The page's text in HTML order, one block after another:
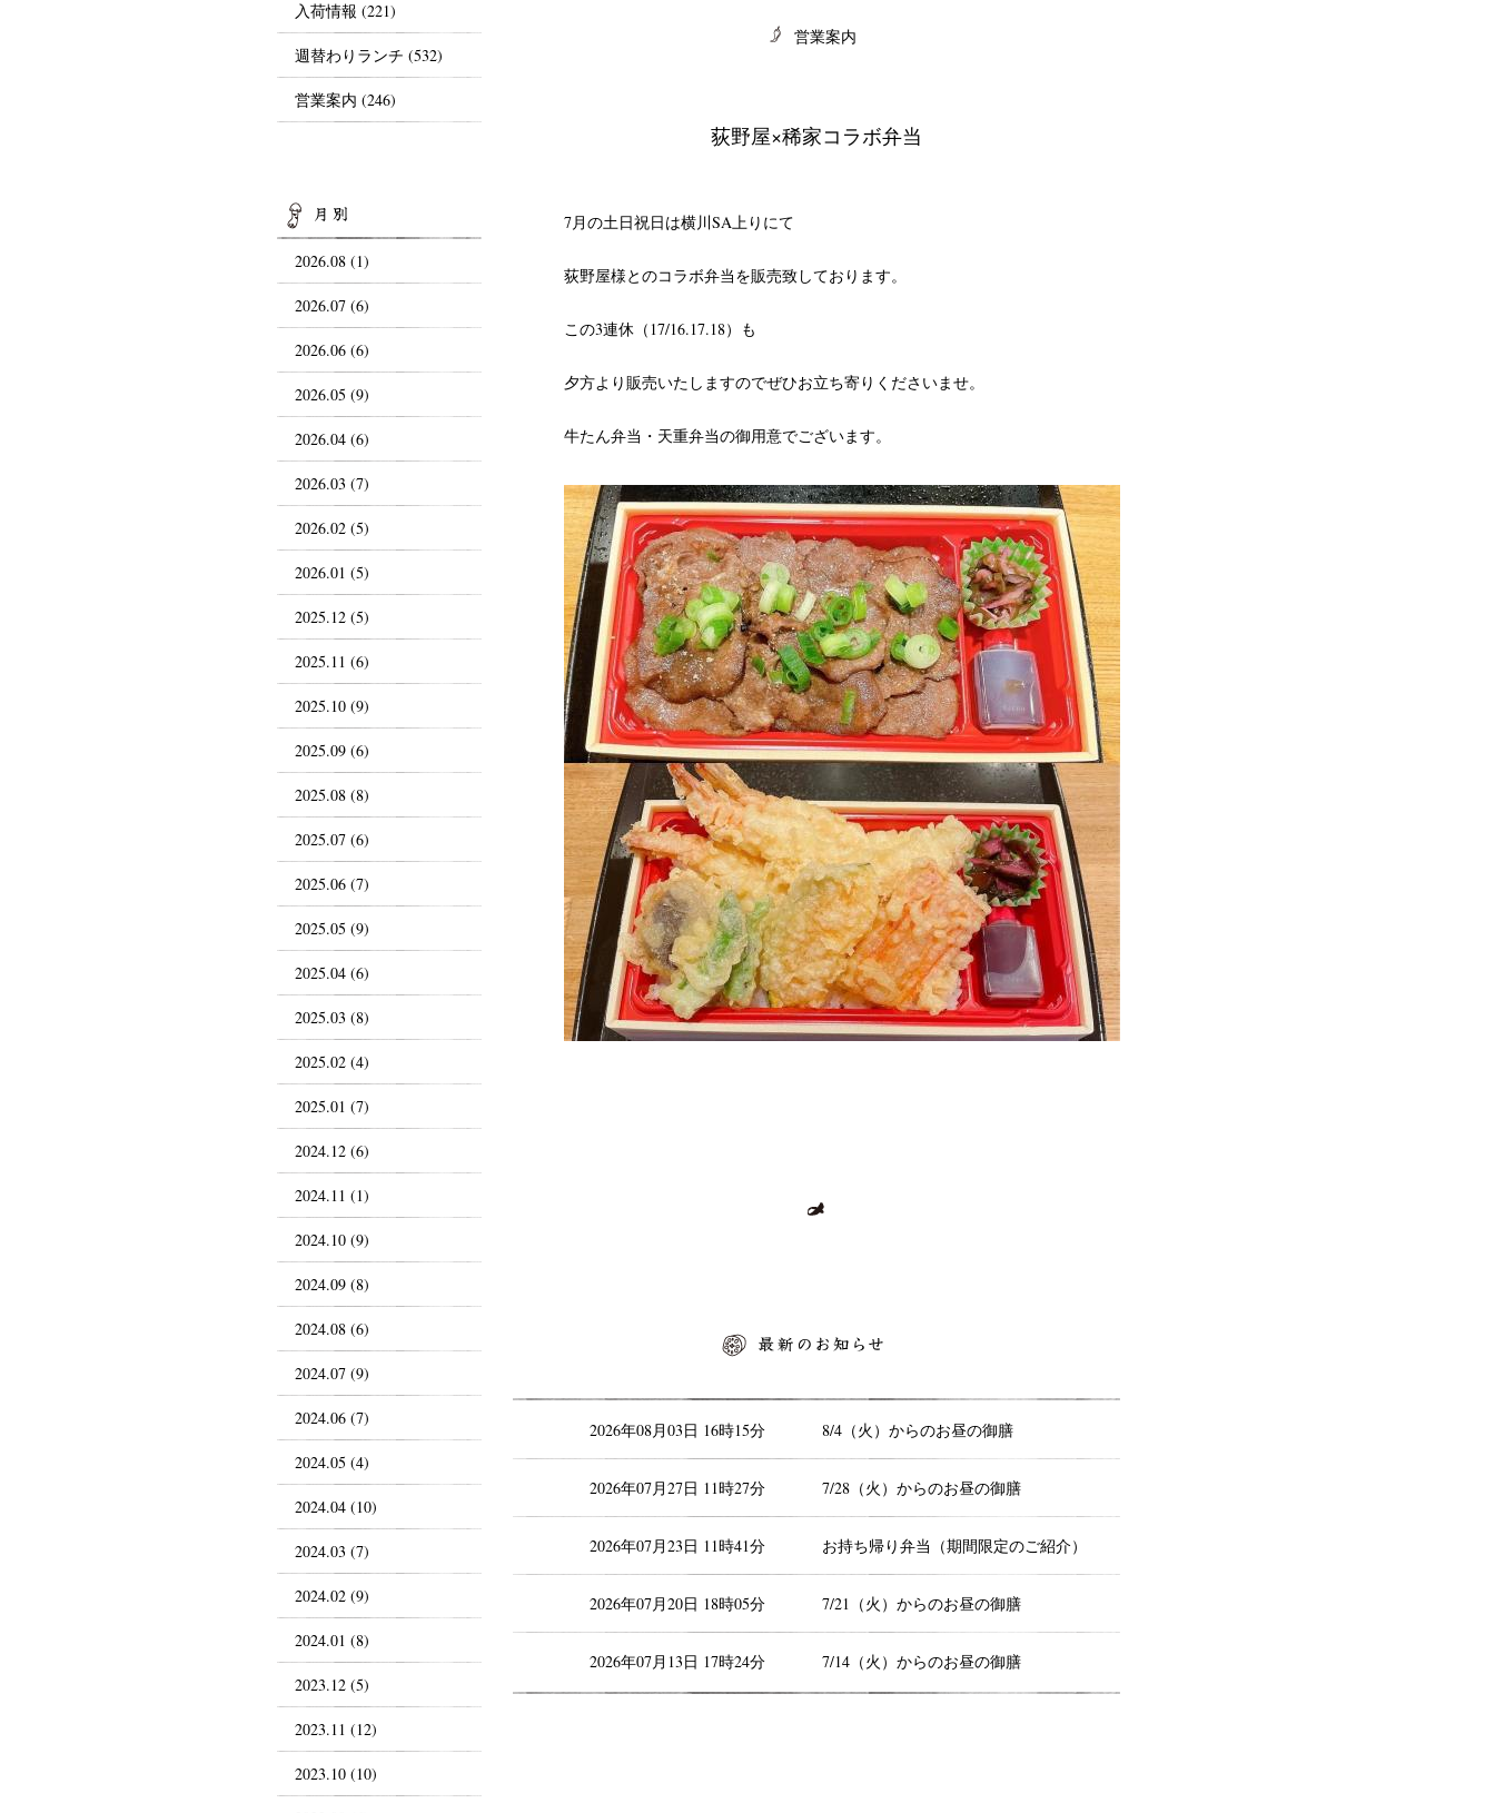
荻野屋×稀家コラボ弁当
7月の土日祝日は横川SA上りにて
荻野屋様とのコラボ弁当を販売致しております。
この3連休（17/16.17.18）も
夕方より販売いたしますのでぜひお立ち寄りくださいませ。
牛たん弁当・天重弁当の御用意でございます。
営業案内
8/4（火）からのお昼の御膳
2026年08月03日 16時15分
7/28（火）からのお昼の御膳
2026年07月27日 11時27分
お持ち帰り弁当（期間限定のご紹介）
2026年07月23日 11時41分
7/21（火）からのお昼の御膳
2026年07月20日 18時05分
7/14（火）からのお昼の御膳
2026年07月13日 17時24分
入荷情報 (221)
週替わりランチ (532)
営業案内 (246)
2026.08 (1)
2026.07 (6)
2026.06 (6)
2026.05 (9)
2026.04 (6)
2026.03 (7)
2026.02 (5)
2026.01 (5)
2025.12 (5)
2025.11 (6)
2025.10 (9)
2025.09 (6)
2025.08 (8)
2025.07 (6)
2025.06 (7)
2025.05 (9)
2025.04 (6)
2025.03 (8)
2025.02 (4)
2025.01 (7)
2024.12 (6)
2024.11 (1)
2024.10 (9)
2024.09 (8)
2024.08 (6)
2024.07 (9)
2024.06 (7)
2024.05 (4)
2024.04 (10)
2024.03 (7)
2024.02 (9)
2024.01 (8)
2023.12 (5)
2023.11 (12)
2023.10 (10)